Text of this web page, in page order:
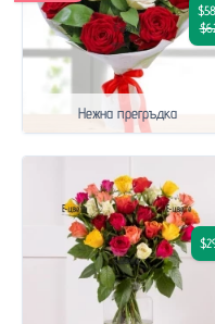
Нежна прегръдка